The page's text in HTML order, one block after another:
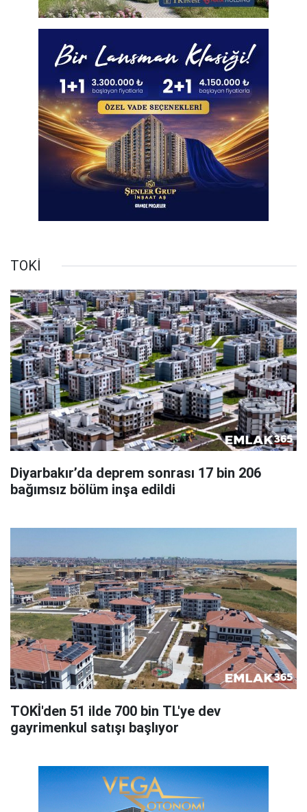
TOKİ
Diyarbakır’da deprem sonrası 17 bin 206
bağımsız bölüm inşa edildi
TOKİ'den 51 ilde 700 bin TL'ye dev
gayrimenkul satışı başlıyor